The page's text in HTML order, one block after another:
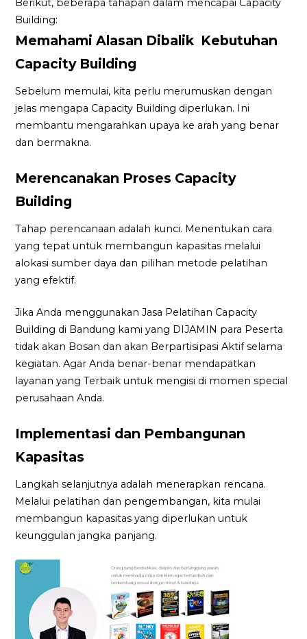
Berikut, beberapa tahapan dalam mencapai Capacity
Building:
Memahami Alasan Dibalik Kebutuhan
Capacity Building
Sebelum memulai, kita perlu merumuskan dengan
jelas mengapa Capacity Building diperlukan. Ini
membantu mengarahkan upaya ke arah yang benar
dan bermakna.
Merencanakan Proses Capacity
Building
Tahap perencanaan adalah kunci. Menentukan cara
yang tepat untuk membangun kapasitas melalui
alokasi sumber daya dan pilihan metode pelatihan
yang efektif.
Jika Anda menggunakan Jasa Pelatihan Capacity
Building di Bandung kami yang DIJAMIN para Peserta
tidak akan Bosan dan akan Berpartisipasi Aktif selama
kegiatan. Agar Anda benar-benar mendapatkan
layanan yang Terbaik untuk mengisi di momen special
perusahaan Anda.
Implementasi dan Pembangunan
Kapasitas
Langkah selanjutnya adalah menerapkan rencana.
Melalui pelatihan dan pengembangan, kita mulai
membangun kapasitas yang diperlukan untuk
keunggulan jangka panjang.